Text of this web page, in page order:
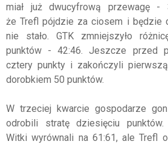
miał już dwucyfrową przewagę -
że Trefl pójdzie za ciosem i będzie
nie stało. GTK zmniejszyło
punktów - 42:46. Jeszcze przed
cztery punkty i zakończyli
dorobkiem 50 punktów.
W trzeciej kwarcie gospodarze
odrobili stratę dziesięciu
Witki wyrównali na 61:61, ale Trefl